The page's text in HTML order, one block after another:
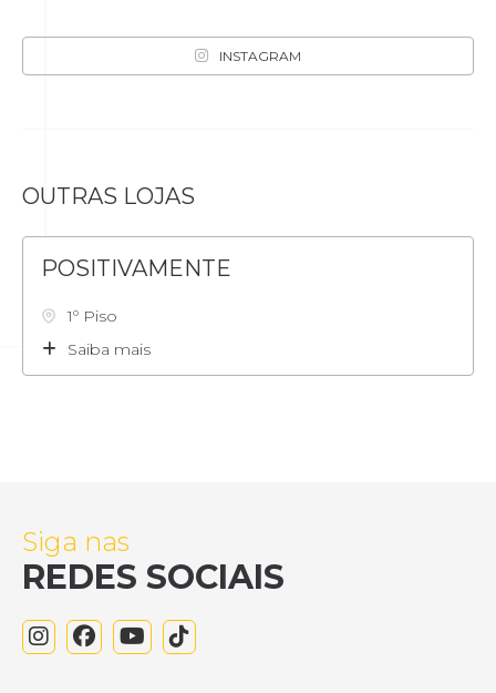
INSTAGRAM
OUTRAS LOJAS
POSITIVAMENTE
1º Piso
Saiba mais
Siga nas
REDES SOCIAIS